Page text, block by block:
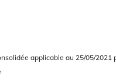
applicable au 25/05/2021